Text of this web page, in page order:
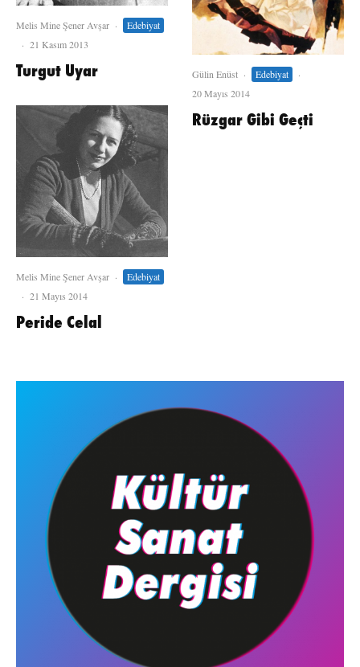
Melis Mine Şener Avşar ·
Edebiyat
· 21 Kasım 2013
Turgut Uyar
Melis Mine Şener Avşar ·
Edebiyat
· 21 Mayıs 2014
Peride Celal
Gülin Enüst · Edebiyat
·
20 Mayıs 2014
Rüzgar Gibi Geçti